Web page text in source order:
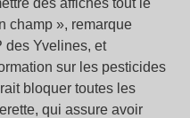
champ », remarque
des Yvelines, et
sur les pesticides
bloquer toutes les
qui assure avoir